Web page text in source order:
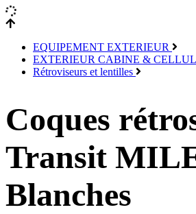
EQUIPEMENT EXTERIEUR
EXTERIEUR CABINE &
Rétroviseurs et lentilles
Coques
Transit
Blanches